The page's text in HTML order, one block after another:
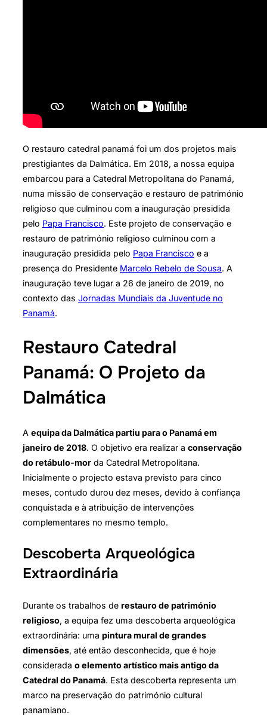
O restauro catedral panamá foi um dos projetos mais
prestigiantes da Dalmática. Em 2018, a nossa equipa
embarcou para a Catedral Metropolitana do Panamá,
numa missão de conservação e restauro de património
religioso que culminou com a inauguração presidida
pelo Papa Francisco. Este projeto de conservação e
restauro de património religioso culminou com a
inauguração presidida pelo Papa Francisco e a
presença do Presidente Marcelo Rebelo de Sousa. A
inauguração teve lugar a 26 de janeiro de 2019, no
contexto das Jornadas Mundiais da Juventude no
Panamá.
Restauro Catedral
Panamá: O Projeto da
Dalmática
A equipa da Dalmática partiu para o Panamá em
janeiro de 2018. O objetivo era realizar a conservação
do retábulo-mor da Catedral Metropolitana.
Inicialmente o projecto estava previsto para cinco
meses, contudo durou dez meses, devido à confiança
conquistada e à atribuição de intervenções
complementares no mesmo templo.
Descoberta Arqueológica
Extraordinária
Durante os trabalhos de restauro de património
religioso, a equipa fez uma descoberta arqueológica
extraordinária: uma pintura mural de grandes
dimensões, até então desconhecida, que é hoje
considerada o elemento artístico mais antigo da
Catedral do Panamá. Esta descoberta representa um
marco na preservação do património cultural
panamiano.